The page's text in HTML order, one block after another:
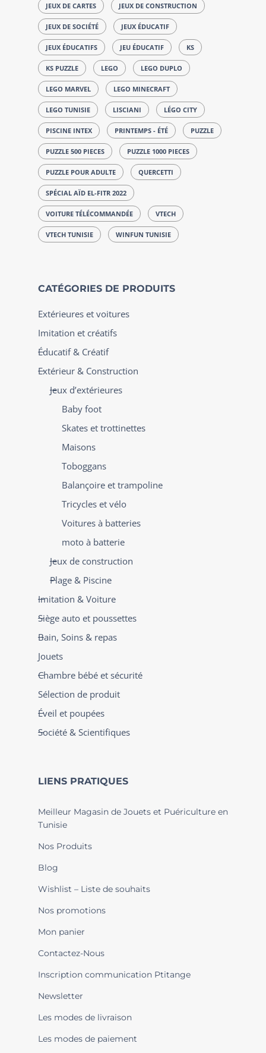
JEUX DE CARTES JEUX DE CONSTRUCTION
JEUX DE SOCIÉTÉ JEUX ÉDUCATIF
JEUX ÉDUCATIFS JEU ÉDUCATIF KS
KS PUZZLE LEGO LEGO DUPLO
LEGO MARVEL LEGO MINECRAFT
LEGO TUNISIE LISCIANI LÉGO CITY
PISCINE INTEX PRINTEMPS - ÉTÉ PUZZLE
PUZZLE 500 PIECES PUZZLE 1000 PIECES
PUZZLE POUR ADULTE QUERCETTI
SPÉCIAL AÏD EL-FITR 2022
VOITURE TÉLÉCOMMANDÉE VTECH
VTECH TUNISIE WINFUN TUNISIE
CATÉGORIES DE PRODUITS
Extérieures et voitures
Imitation et créatifs
Éducatif & Créatif
Extérieur & Construction
Jeux d’extérieures
Baby foot
Skates et trottinettes
Maisons
Toboggans
Balançoire et trampoline
Tricycles et vélo
Voitures à batteries
moto à batterie
Jeux de construction
Plage & Piscine
Imitation & Voiture
Siège auto et poussettes
Bain, Soins & repas
Jouets
Chambre bébé et sécurité
Sélection de produit
Éveil et poupées
Société & Scientifiques
LIENS PRATIQUES
Meilleur Magasin de Jouets et Puériculture en
Tunisie
Nos Produits
Blog
Wishlist – Liste de souhaits
Nos promotions
Mon panier
Contactez-Nous
Inscription communication Ptitange
Newsletter
Les modes de livraison
Les modes de paiement